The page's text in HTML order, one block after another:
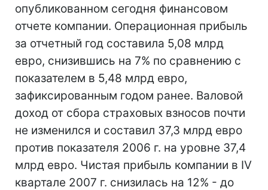
опубликованном сегодня финансовом
отчете компании. Операционная прибыль
за отчетный год составила 5,08 млрд
евро, снизившись на 7% по сравнению с
показателем в 5,48 млрд евро,
зафиксированным годом ранее. Валовой
доход от сбора страховых взносов почти
не изменился и составил 37,3 млрд евро
против показателя 2006 г. на уровне 37,4
млрд евро. Чистая прибыль компании в IV
квартале 2007 г. снизилась на 12% - до